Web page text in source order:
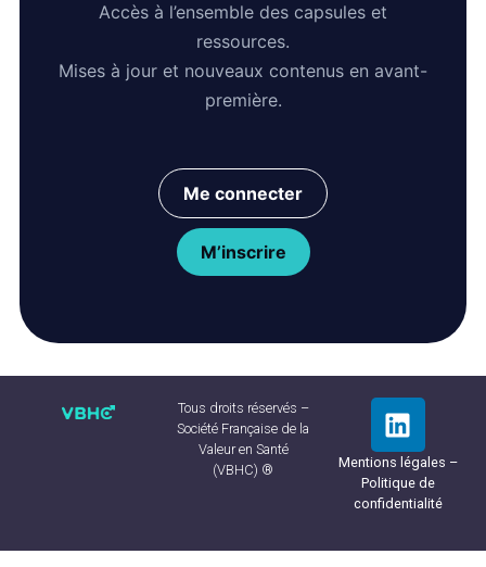
Accès à l’ensemble des capsules et
ressources.
Mises à jour et nouveaux contenus en avant-
première.
Me connecter
M’inscrire
Tous droits réservés –
Société Française de la
Valeur en Santé
(VBHC) ®
Mentions légales –
Politique de
confidentialité